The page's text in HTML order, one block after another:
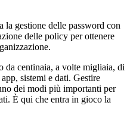
la gestione delle password con
delle policy per ottenere
da centinaia, a volte migliaia, di
sistemi e dati. Gestire
dei modi più importanti per
È qui che entra in gioco la